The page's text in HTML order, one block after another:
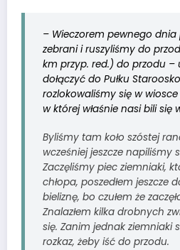
– Wieczorem pewnego
zebrani i ruszyliśmy do
km przyp. red.) do przodu –
dołączyć do Pułku
rozlokowaliśmy się w
w której właśnie nasi bili się
Byliśmy tam koło szóstej
wcześniej jeszcze napiliśmy
Zaczęliśmy piec ziemniaki,
chłopa, poszedłem jeszcze
bieliznę, bo czułem że
Znalazłem kilka drobnych
się. Zanim jednak ziemniaki
rozkaz, żeby iść do przodu.